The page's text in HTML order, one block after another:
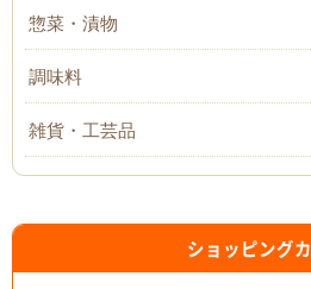
惣菜・漬物
調味料
雑貨・工芸品
ショッピング